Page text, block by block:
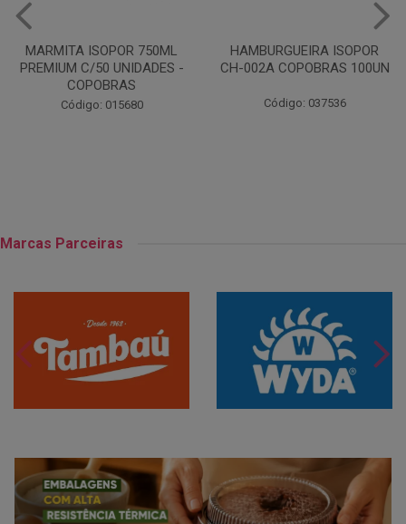
HAMBURGUEIRA ISOPOR
CH-002A COPOBRAS 100UN
Código: 037536
CAIXA PARDA PIZZA N30
OITAVADA BALUARTE C/10
Código: 001124
Marcas Parceiras